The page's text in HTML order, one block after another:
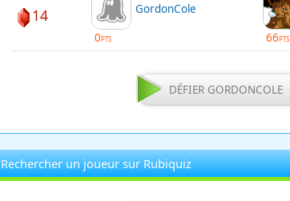
14 GordonCole
0PTS 66PTS
DÉFIER GORDONCOLE
Rechercher un joueur sur Rubiquiz